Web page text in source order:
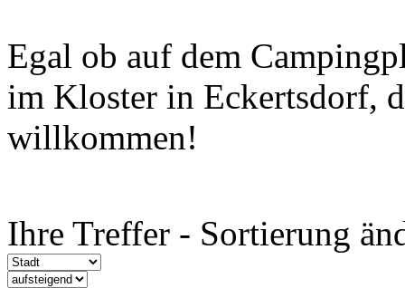
Egal ob auf dem
im Kloster in Eckertsdorf,
willkommen!
Ihre Treffer - Sortierung